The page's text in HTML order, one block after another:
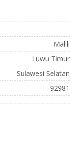
Malili
Luwu Timur
Sulawesi Selatan
92981